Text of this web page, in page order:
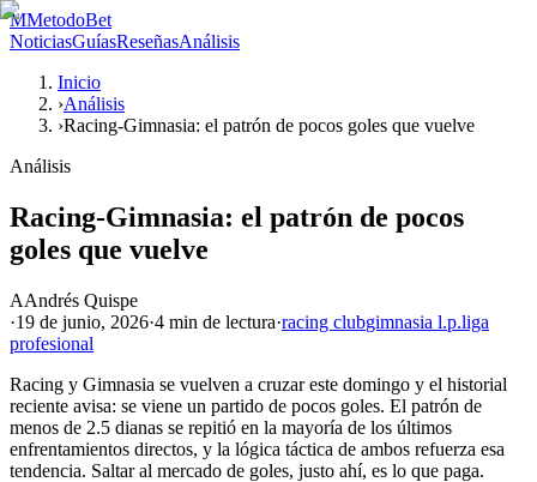
MMetodoBet
NoticiasGuíasReseñasAnálisis
Inicio
›Análisis
›Racing-Gimnasia: el patrón de pocos goles que vuelve
Análisis
Racing-Gimnasia: el patrón de pocos
goles que vuelve
AAndrés Quispe
·19 de junio, 2026·4 min de lectura·racing clubgimnasia l.p.liga
profesional
Racing y Gimnasia se vuelven a cruzar este domingo y el historial
reciente avisa: se viene un partido de pocos goles. El patrón de
menos de 2.5 dianas se repitió en la mayoría de los últimos
enfrentamientos directos, y la lógica táctica de ambos refuerza esa
tendencia. Saltar al mercado de goles, justo ahí, es lo que paga.